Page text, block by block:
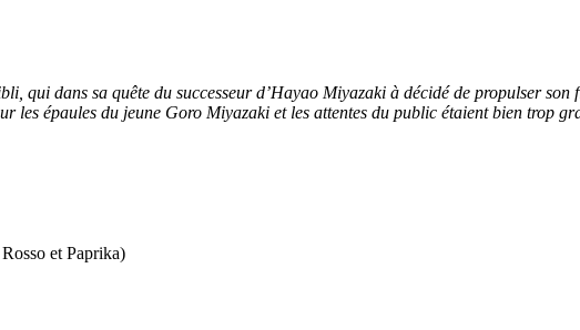
qui dans sa quête du successeur d’Hayao Miyazaki à décidé de propulser
les épaules du jeune Goro Miyazaki et les attentes du public étaient bien trop
et Paprika)